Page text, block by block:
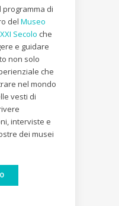
programma di
del Museo
Secolo che
e guidare
non solo
che
nel mondo
vesti di
interviste e
dei musei